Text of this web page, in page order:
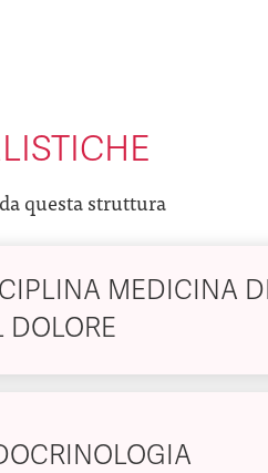
questa struttura
MEDICINA
DOLORE